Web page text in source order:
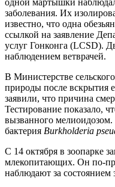
заболевания. Их
известно, что одна
ссылкой на заявление
услуг Гонконга (LCSD).
наблюдением ветврачей.
В Министерстве
природы после вскрытия
заявили, что причина
Тестирование показало,
вызванного мелиоидозом.
бактерия Burkholderia
С 14 октября в зоопарке
млекопитающих. Он по-
наблюдают за состоянием